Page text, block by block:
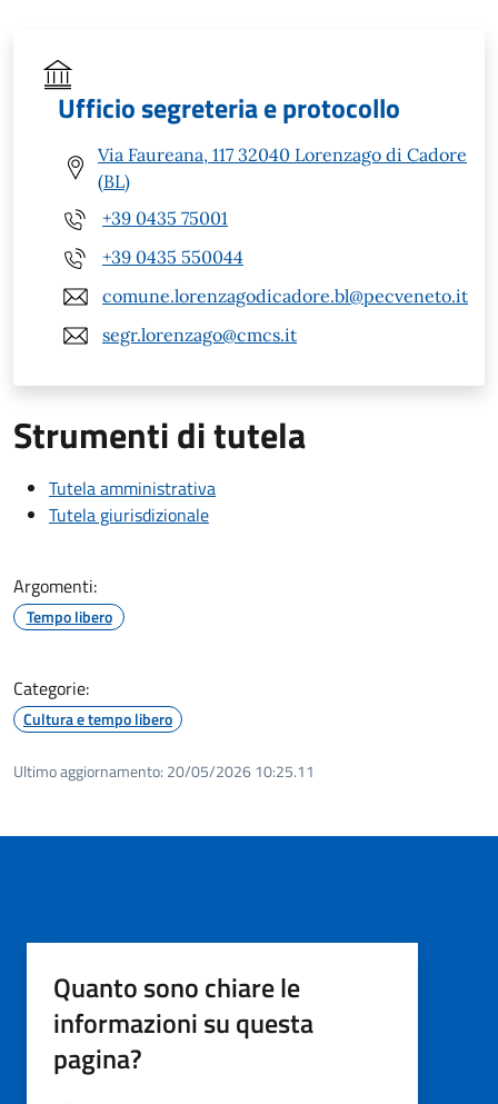
Ufficio segreteria e protocollo
Via Faureana, 117 32040 Lorenzago di Cadore
(BL)
+39 0435 75001
+39 0435 550044
comune.lorenzagodicadore.bl@pecveneto.it
segr.lorenzago@cmcs.it
Strumenti di tutela
Tutela amministrativa
Tutela giurisdizionale
Argomenti:
Tempo libero
Categorie:
Cultura e tempo libero
Ultimo aggiornamento: 20/05/2026 10:25.11
Quanto sono chiare le
informazioni su questa
pagina?